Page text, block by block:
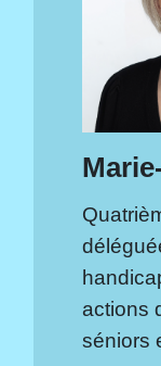
actions
séniors